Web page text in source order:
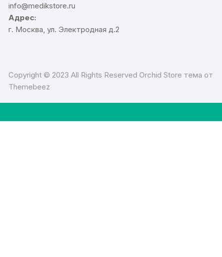
info@medikstore.ru
Адрес:
г. Москва, ул. Электродная д.2
Copyright © 2023 All Rights Reserved Orchid Store тема от
Themebeez